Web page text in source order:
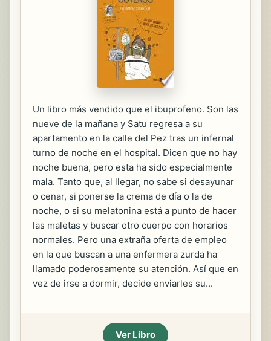
Un libro más vendido que el ibuprofeno. Son las
nueve de la mañana y Satu regresa a su
apartamento en la calle del Pez tras un infernal
turno de noche en el hospital. Dicen que no hay
noche buena, pero esta ha sido especialmente
mala. Tanto que, al llegar, no sabe si desayunar
o cenar, si ponerse la crema de día o la de
noche, o si su melatonina está a punto de hacer
las maletas y buscar otro cuerpo con horarios
normales. Pero una extraña oferta de empleo
en la que buscan a una enfermera zurda ha
llamado poderosamente su atención. Así que en
vez de irse a dormir, decide enviarles su...
Ver Libro